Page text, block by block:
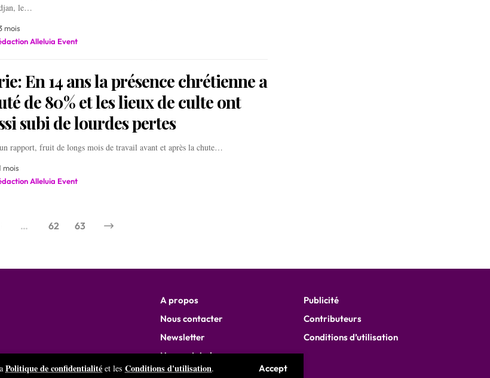
Politique de confidentialité et les Conditions d'utilisation. Accept
le…
mois
Alleluia Event
En 14 ans la présence chrétienne a
de 80% et les lieux de culte ont
subi de lourdes pertes
rapport, fruit de longs mois de travail avant et après la chute…
mois
Alleluia Event
… 62 63
A propos
Nous contacter
Newsletter
Nous rejoindre
Publicité
Contributeurs
Conditions d’utilisation